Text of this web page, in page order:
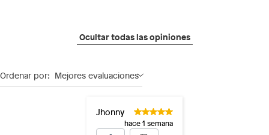
Ocultar todas las opiniones
Ordenar por: Mejores evaluaciones
Jhonny
hace 1 semana